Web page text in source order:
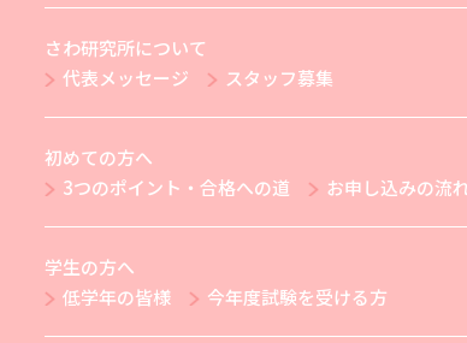
さわ研究所について
代表メッセージ
スタッフ募集
初めての方へ
3つのポイント・合格への道
お申し込みの流
学生の方へ
低学年の皆様
今年度試験を受ける方